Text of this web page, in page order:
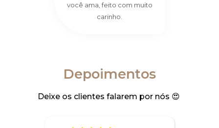
você ama, feito com muito
carinho.
Depoimentos
Deixe os clientes falarem por nós 😍 ​